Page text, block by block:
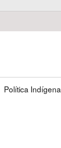
Política Indígena